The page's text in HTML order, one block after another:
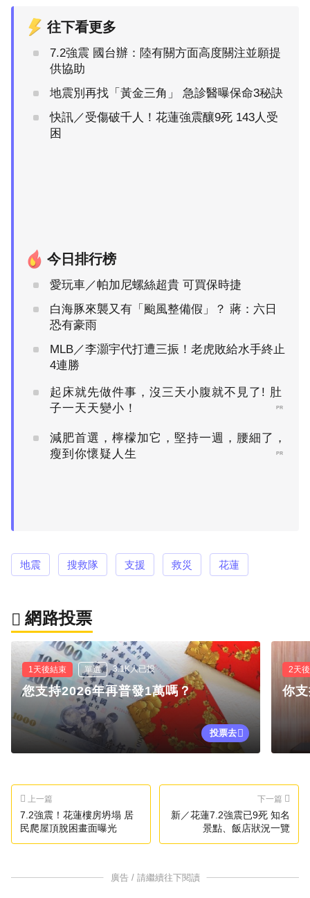
往下看更多
7.2強震 國台辦：陸有關方面高度關注並願提
供協助
地震別再找「黃金三角」 急診醫曝保命3秘訣
快訊／受傷破千人！花蓮強震釀9死 143人受
困
今日排行榜
愛玩車／帕加尼螺絲超貴 可買保時捷
白海豚來襲又有「颱風整備假」？ 蔣：六日
恐有豪雨
MLB／李灝宇代打遭三振！老虎敗給水手終止
4連勝
起床就先做件事，沒三天小腹就不見了! 肚
子一天天變小！
PR
減肥首選，檸檬加它，堅持一週，腰細了，
瘦到你懷疑人生
PR
地震 搜救隊 支援 救災 花蓮
網路投票
1天後結束 單選 3.1K人已投
您支持2026年再普發1萬嗎？
投票去
2天
你
上一篇
7.2強震！花蓮樓房坍塌 居
民爬屋頂脫困畫面曝光
下一篇
新／花蓮7.2強震已9死 知名
景點、飯店狀況一覽
廣告 / 請繼續往下閱讀